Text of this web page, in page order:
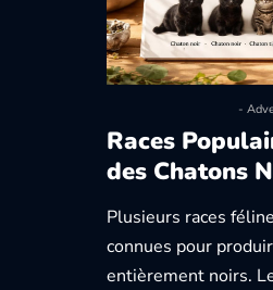
-
Races
des Chatons
Plusieurs races
connues pour
entièrement noirs.